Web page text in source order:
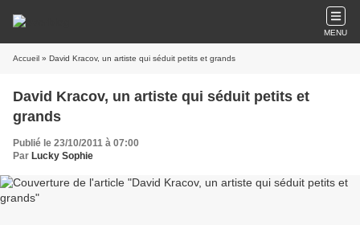
MENU
Accueil » David Kracov, un artiste qui séduit petits et grands
David Kracov, un artiste qui séduit petits et
grands
Publié le 23/10/2011 à 07:00
Par Lucky Sophie